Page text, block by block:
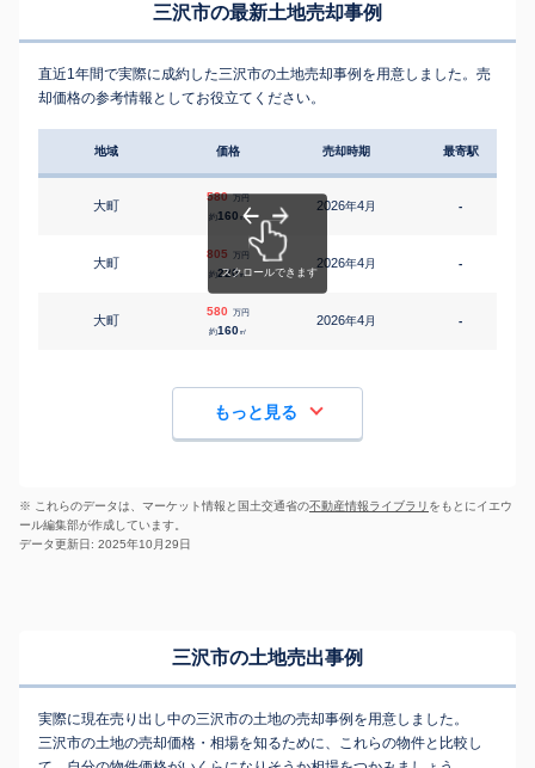
三沢市の最新土地売却事例
直近1年間で実際に成約した三沢市の土地売却事例を用意しました。売
却価格の参考情報としてお役立てください。
地域 価格 売却時期 最寄駅
大町
580 万円
約160 ㎡
2026年4月 -
大町
805 万円
約220㎡
2026年4月 -
大町
580 万円
約160㎡
2026年4月 -
もっと見る
※ これらのデータは、マーケット情報と国土交通省の不動産情報ライブラリ をもとにイエウ
ール編集部が作成しています。
データ更新日: 2025年10月29日
三沢市の土地売出事例
実際に現在売り出し中の三沢市の土地の売却事例を用意しました。
三沢市の土地の売却価格・相場を知るために、これらの物件と比較し